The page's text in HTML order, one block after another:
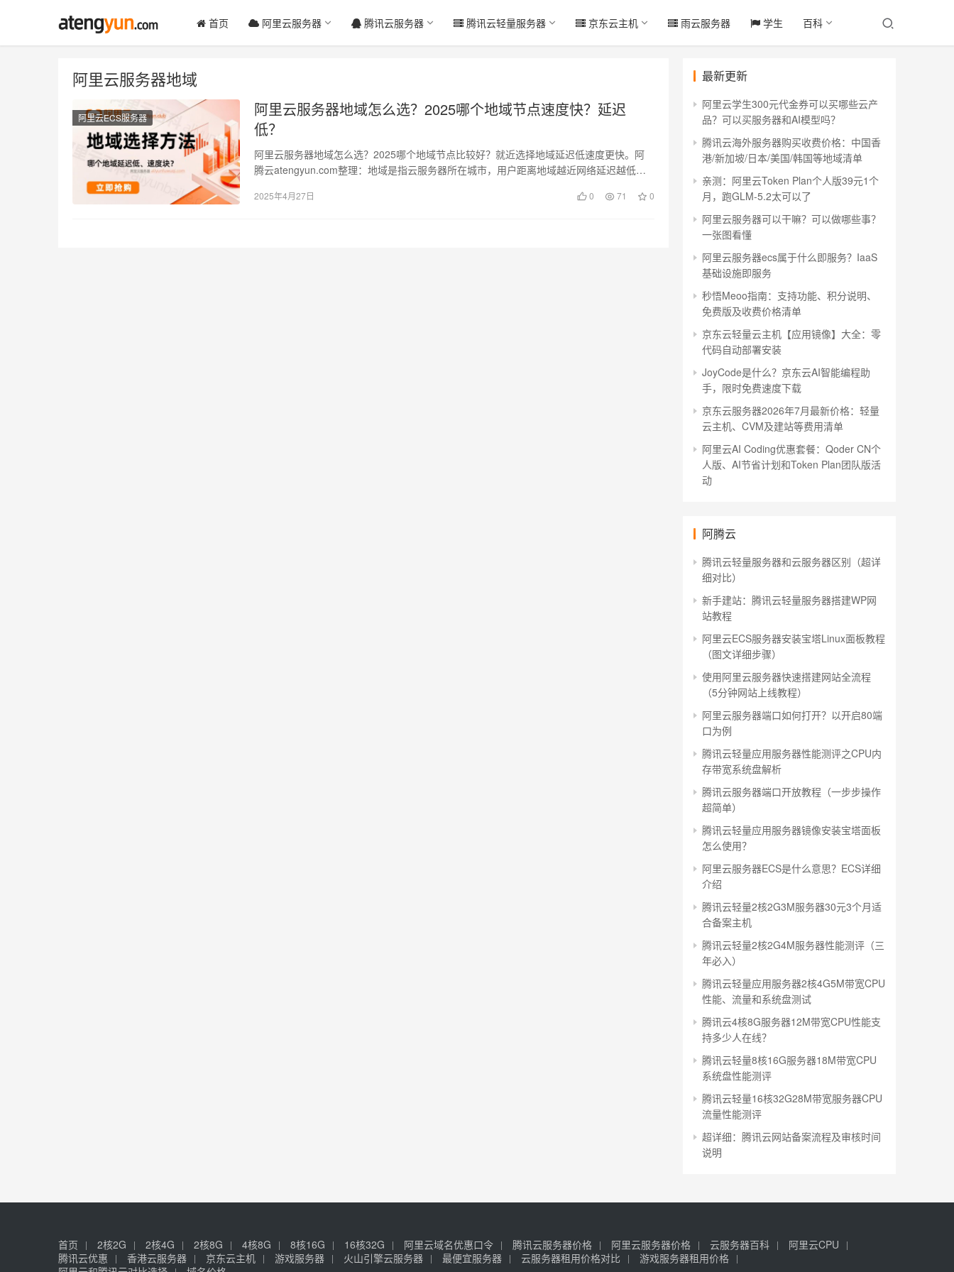
首页 阿里云服务器 腾讯云服务器 腾讯云轻量服务器 京东云主机 雨云服务器 学生 百科
阿里云服务器地域
阿里云ECS服务器
阿里云服务器地域怎么选？2025哪个地域节点速度快？延迟
低？
阿里云服务器地域怎么选？2025哪个地域节点比较好？就近选择地域延迟低速度更快。阿
腾云atengyun.com整理：地域是指云服务器所在城市，用户距离地域越近网络延迟越低、
2025年4月27日 0 71 0
最新更新
阿里云学生300元代金券可以买哪些云产
品？可以买服务器和AI模型吗？
腾讯云海外服务器购买收费价格：中国香
港/新加坡/日本/美国/韩国等地域清单
亲测：阿里云Token Plan个人版39元1个
月，跑GLM-5.2太可以了
阿里云服务器可以干嘛？可以做哪些事？
一张图看懂
阿里云服务器ecs属于什么即服务？IaaS
基础设施即服务
秒悟Meoo指南：支持功能、积分说明、
免费版及收费价格清单
京东云轻量云主机【应用镜像】大全：零
代码自动部署安装
JoyCode是什么？京东云AI智能编程助
手，限时免费速度下载
京东云服务器2026年7月最新价格：轻量
云主机、CVM及建站等费用清单
阿里云AI Coding优惠套餐：Qoder CN个
人版、AI节省计划和Token Plan团队版活
动
阿腾云
腾讯云轻量服务器和云服务器区别（超详
细对比）
新手建站：腾讯云轻量服务器搭建WP网
站教程
阿里云ECS服务器安装宝塔Linux面板教程
（图文详细步骤）
使用阿里云服务器快速搭建网站全流程
（5分钟网站上线教程）
阿里云服务器端口如何打开？以开启80端
口为例
腾讯云轻量应用服务器性能测评之CPU内
存带宽系统盘解析
腾讯云服务器端口开放教程（一步步操作
超简单）
腾讯云轻量应用服务器镜像安装宝塔面板
怎么使用？
阿里云服务器ECS是什么意思？ECS详细
介绍
腾讯云轻量2核2G3M服务器30元3个月适
合备案主机
腾讯云轻量2核2G4M服务器性能测评（三
年必入）
腾讯云轻量应用服务器2核4G5M带宽CPU
性能、流量和系统盘测试
腾讯云4核8G服务器12M带宽CPU性能支
持多少人在线？
腾讯云轻量8核16G服务器18M带宽CPU
系统盘性能测评
腾讯云轻量16核32G28M带宽服务器CPU
流量性能测评
超详细：腾讯云网站备案流程及审核时间
说明
首页 2核2G 2核4G 2核8G 4核8G 8核16G 16核32G 阿里云域名优惠口令 腾讯云服务器价格 阿里云服务器价格 云服务器百科
阿里云CPU
腾讯云优惠
香港云服务器 京东云主机 游戏服务器 火山引擎云服务器 最便宜服务器 云服务器租用价格对比
游戏服务器租用价格